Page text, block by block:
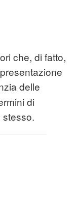
che, di fatto,
delle
di